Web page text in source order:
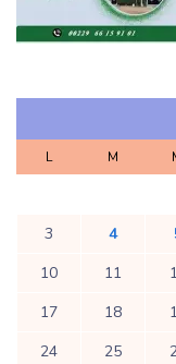
L M
3
4
10
11
17
18
24
25